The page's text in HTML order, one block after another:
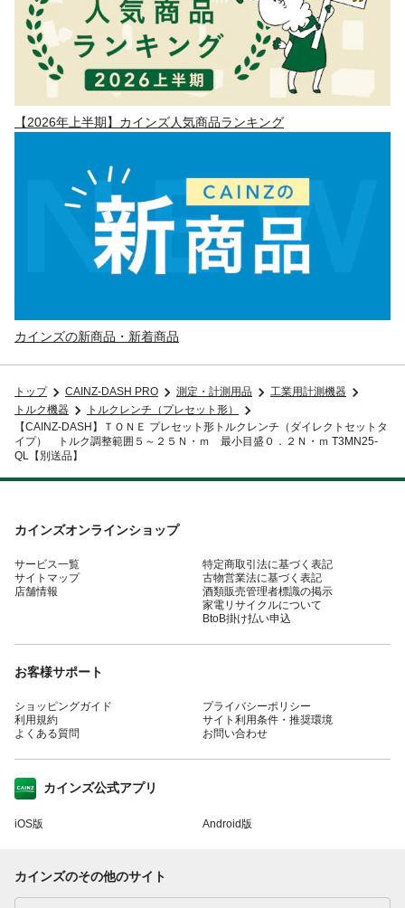
【2026年上半期】カインズ人気商品ランキング
カインズの新商品・新着商品
トップ CAINZ-DASH PRO 測定・計測用品
工業用計測機器
トルク機器
トルクレンチ（プレセット形）
【CAINZ-DASH】ＴＯＮＥ プレセット形トルクレンチ（ダイレクトセットタ
イプ） トルク調整範囲５～２５Ｎ・ｍ 最小目盛０．２Ｎ・ｍ T3MN25-
QL【別送品】
カインズオンラインショップ
サービス一覧
サイトマップ
店舗情報
特定商取引法に基づく表記
古物営業法に基づく表記
酒類販売管理者標識の掲示
家電リサイクルについて
BtoB掛け払い申込
お客様サポート
ショッピングガイド
利用規約
よくある質問
プライバシーポリシー
サイト利用条件・推奨環境
お問い合わせ
カインズ公式アプリ
iOS版 Android版
カインズのその他のサイト